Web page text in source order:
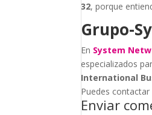
32, porque
Grupo-
En System
especializados
International
Puedes
Enviar